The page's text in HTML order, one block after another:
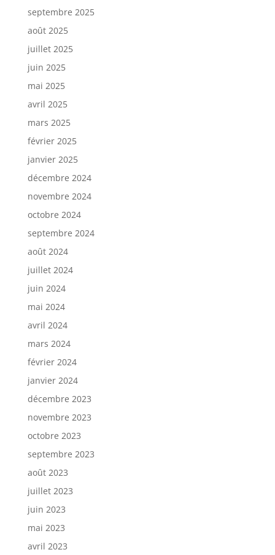
septembre 2025
août 2025
juillet 2025
juin 2025
mai 2025
avril 2025
mars 2025
février 2025
janvier 2025
décembre 2024
novembre 2024
octobre 2024
septembre 2024
août 2024
juillet 2024
juin 2024
mai 2024
avril 2024
mars 2024
février 2024
janvier 2024
décembre 2023
novembre 2023
octobre 2023
septembre 2023
août 2023
juillet 2023
juin 2023
mai 2023
avril 2023